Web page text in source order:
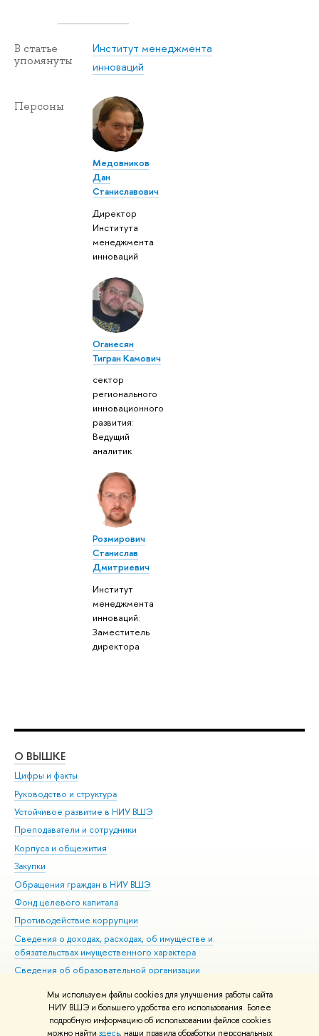
Мы используем файлы cookies для улучшения работы сайта
НИУ ВШЭ и большего удобства его использования. Более
подробную информацию об использовании файлов cookies
можно найти здесь, наши правила обработки персональных
В статье
упомянуты
Институт менеджмента
инноваций
Персоны
Медовников
Дан
Станиславович
Директор
Института
менеджмента
инноваций
Оганесян
Тигран Камович
сектор
регионального
инновационного
развития:
Ведущий
аналитик
Розмирович
Станислав
Дмитриевич
Институт
менеджмента
инноваций:
Заместитель
директора
О ВЫШКЕ
Цифры и факты
Руководство и структура
Устойчивое развитие в НИУ ВШЭ
Преподаватели и сотрудники
Корпуса и общежития
Закупки
Обращения граждан в НИУ ВШЭ
Фонд целевого капитала
Противодействие коррупции
Сведения о доходах, расходах, об имуществе и
обязательствах имущественного характера
Сведения об образовательной организации
Людям с ограниченными возможностями здоровья
Единая платежная страница
Работа в Вышке